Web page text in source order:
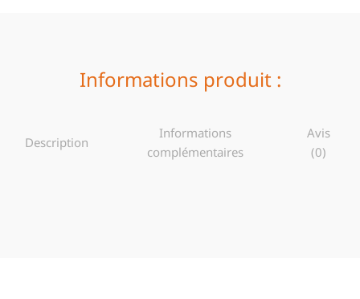
Informations produit :
Description
Informations
complémentaires
Avis
(0)